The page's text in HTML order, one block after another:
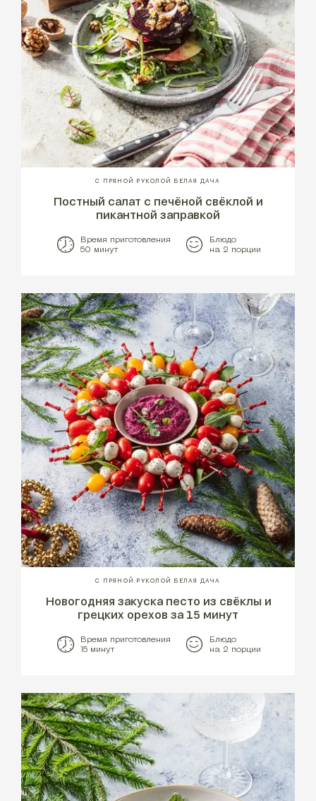
С ПРЯНОЙ РУКОЛОЙ БЕЛАЯ ДАЧА
Постный салат с печёной свёклой и
пикантной заправкой
Время приготовления
50 минут
Блюдо
на 2 порции
С ПРЯНОЙ РУКОЛОЙ БЕЛАЯ ДАЧА
Новогодняя закуска песто из свёклы и
грецких орехов за 15 минут
Время приготовления
15 минут
Блюдо
на 2 порции